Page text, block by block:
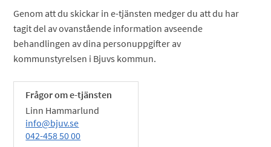
Genom att du skickar in e-tjänsten medger du att du har
tagit del av ovanstående information avseende
behandlingen av dina personuppgifter av
kommunstyrelsen i Bjuvs kommun.
Frågor om e-tjänsten
Linn Hammarlund
info@bjuv.se
042-458 50 00